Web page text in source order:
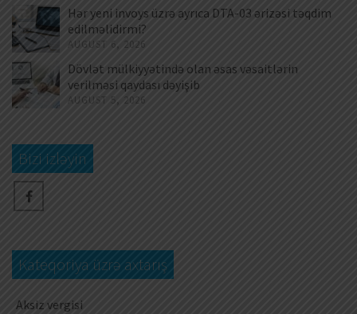
Hər yeni invoys üzrə ayrıca DTA-03 ərizəsi təqdim
edilməlidirmi?
AUGUST 6, 2026
Dövlət mülkiyyətində olan əsas vəsaitlərin
verilməsi qaydası dəyişib
AUGUST 5, 2026
Bizi izləyin
Kateqoriya üzrə axtarış
Aksiz vergisi